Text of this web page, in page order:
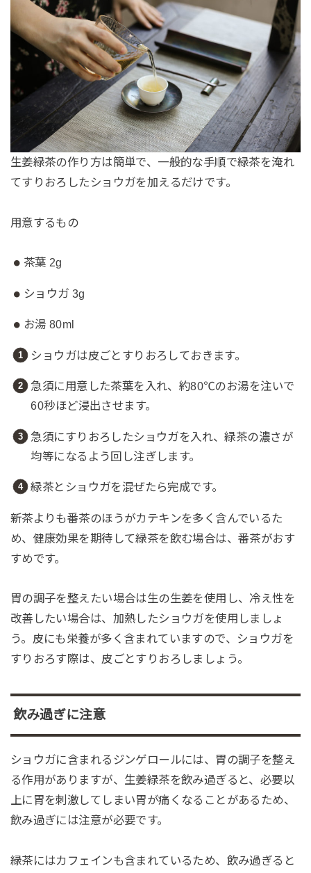
生姜緑茶の作り方は簡単で、一般的な手順で緑茶を淹れ
てすりおろしたショウガを加えるだけです。
用意するもの
茶葉 2g
ショウガ 3g
お湯 80ml
ショウガは皮ごとすりおろしておきます。
急須に用意した茶葉を入れ、約80℃のお湯を注いで
60秒ほど浸出させます。
急須にすりおろしたショウガを入れ、緑茶の濃さが
均等になるよう回し注ぎします。
緑茶とショウガを混ぜたら完成です。
新茶よりも番茶のほうがカテキンを多く含んでいるた
め、健康効果を期待して緑茶を飲む場合は、番茶がおす
すめです。
胃の調子を整えたい場合は生の生姜を使用し、冷え性を
改善したい場合は、加熱したショウガを使用しましょ
う。皮にも栄養が多く含まれていますので、ショウガを
すりおろす際は、皮ごとすりおろしましょう。
飲み過ぎに注意
ショウガに含まれるジンゲロールには、胃の調子を整え
る作用がありますが、生姜緑茶を飲み過ぎると、必要以
上に胃を刺激してしまい胃が痛くなることがあるため、
飲み過ぎには注意が必要です。
緑茶にはカフェインも含まれているため、飲み過ぎると